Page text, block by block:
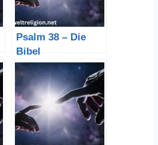
Psalm 38 – Die
Bibel